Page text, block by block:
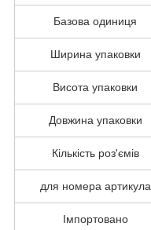
Базова одиниця
Ширина упаковки
Висота упаковки
Довжина упаковки
Кількість роз'ємів
для номера артикула
Імпортовано